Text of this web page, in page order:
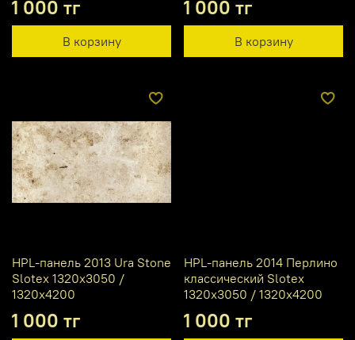
1 000 тг
В корзину
1 000 тг
В корзину
HPL-панель 2013 Ura Stone
Slotex 1320х3050 /
1320х4200
1 000 тг
HPL-панель 2014 Перлино
классический Slotex
1320х3050 / 1320х4200
1 000 тг